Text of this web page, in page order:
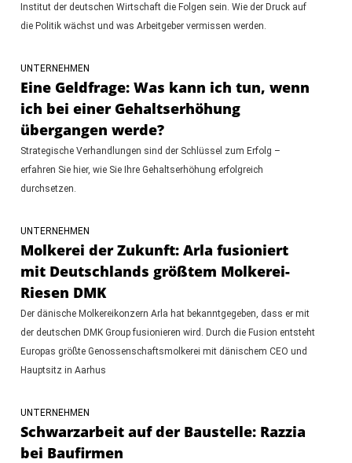
Institut der deutschen Wirtschaft die Folgen sein. Wie der Druck auf
die Politik wächst und was Arbeitgeber vermissen werden.
UNTERNEHMEN
Eine Geldfrage: Was kann ich tun, wenn
ich bei einer Gehaltserhöhung
übergangen werde?
Strategische Verhandlungen sind der Schlüssel zum Erfolg –
erfahren Sie hier, wie Sie Ihre Gehaltserhöhung erfolgreich
durchsetzen.
UNTERNEHMEN
Molkerei der Zukunft: Arla fusioniert
mit Deutschlands größtem Molkerei-
Riesen DMK
Der dänische Molkereikonzern Arla hat bekanntgegeben, dass er mit
der deutschen DMK Group fusionieren wird. Durch die Fusion entsteht
Europas größte Genossenschaftsmolkerei mit dänischem CEO und
Hauptsitz in Aarhus
UNTERNEHMEN
Schwarzarbeit auf der Baustelle: Razzia
bei Baufirmen